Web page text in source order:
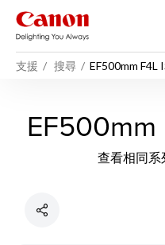
支援 搜尋 EF500mm F4L
EF500mm
查看相同系